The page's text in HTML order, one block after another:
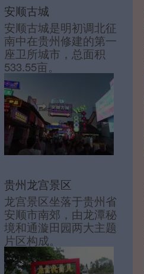
安顺古城
安顺古城是明初调北征
南中在贵州修建的第一
座卫所城市，总面积
533.55亩。
贵州龙宫景区
龙宫景区坐落于贵州省
安顺市南郊，由龙潭秘
境和通漩田园两大主题
片区构成。